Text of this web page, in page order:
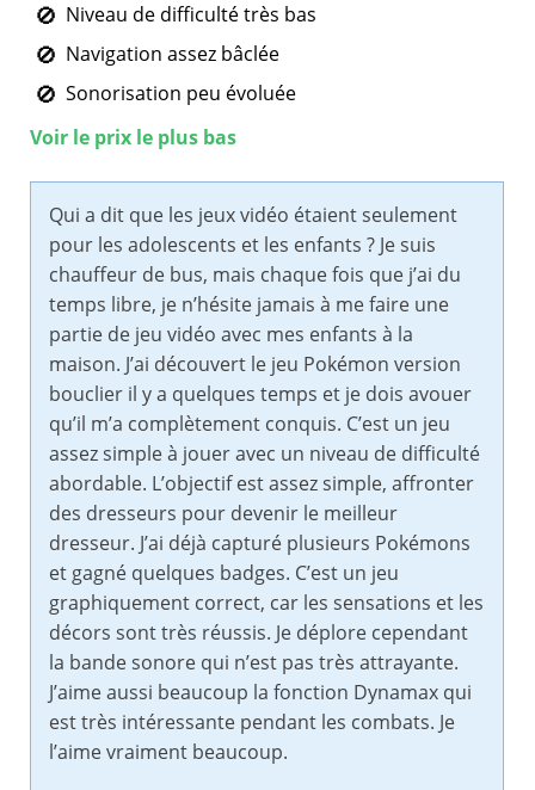
Niveau de difficulté très bas
Navigation assez bâclée
Sonorisation peu évoluée
Voir le prix le plus bas
Qui a dit que les jeux vidéo étaient seulement
pour les adolescents et les enfants ? Je suis
chauffeur de bus, mais chaque fois que j’ai du
temps libre, je n’hésite jamais à me faire une
partie de jeu vidéo avec mes enfants à la
maison. J’ai découvert le jeu Pokémon version
bouclier il y a quelques temps et je dois avouer
qu’il m’a complètement conquis. C’est un jeu
assez simple à jouer avec un niveau de difficulté
abordable. L’objectif est assez simple, affronter
des dresseurs pour devenir le meilleur
dresseur. J’ai déjà capturé plusieurs Pokémons
et gagné quelques badges. C’est un jeu
graphiquement correct, car les sensations et les
décors sont très réussis. Je déplore cependant
la bande sonore qui n’est pas très attrayante.
J’aime aussi beaucoup la fonction Dynamax qui
est très intéressante pendant les combats. Je
l’aime vraiment beaucoup.